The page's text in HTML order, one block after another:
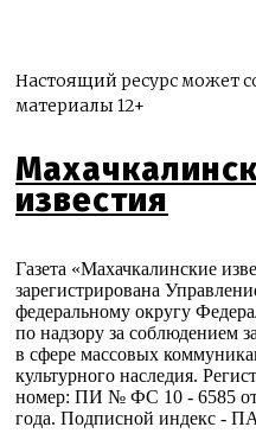
Настоящий ресурс может
материалы 12+
известия
Газета «Махачкалинские
зарегистрирована
федеральному округу
по надзору за соблюдением
в сфере массовых
культурного наследия.
номер: ПИ № ФС 10 - 6585 от
года. Подписной индекс -